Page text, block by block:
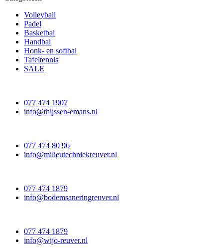
Volleyball
Padel
Basketbal
Handbal
Honk- en softbal
Tafeltennis
SALE
077 474 1907
info@thijssen-emans.nl
077 474 80 96
info@milieutechniekreuver.nl
077 474 1879
info@bodemsaneringreuver.nl
077 474 1879
info@wijo-reuver.nl